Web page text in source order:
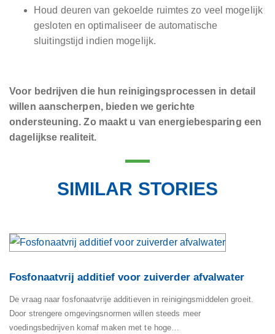
Houd deuren van gekoelde ruimtes zo veel mogelijk
gesloten en optimaliseer de automatische
sluitingstijd indien mogelijk.
Voor bedrijven die hun reinigingsprocessen in detail
willen aanscherpen, bieden we gerichte
ondersteuning. Zo maakt u van energiebesparing een
dagelijkse realiteit.
SIMILAR STORIES
Fosfonaatvrij additief voor zuiverder afvalwater
De vraag naar fosfonaatvrije additieven in reinigingsmiddelen groeit.
Door strengere omgevingsnormen willen steeds meer
voedingsbedrijven komaf maken met te hoge…